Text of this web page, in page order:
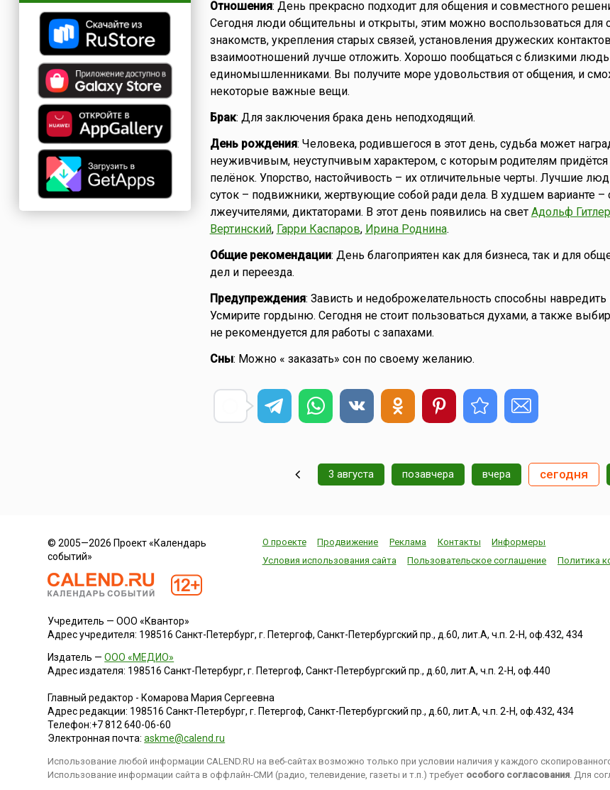
Отношения: День прекрасно подходит для общения и совместного
Сегодня люди общительны и открыты, этим можно воспользоваться для
знакомств, укрепления старых связей, установления дружеских
взаимоотношений лучше отложить. Хорошо пообщаться с близкими
единомышленниками. Вы получите море удовольствия от общения, и
некоторые важные вещи.
Брак: Для заключения брака день неподходящий.
День рождения: Человека, родившегося в этот день, судьба может
неуживчивым, неуступчивым характером, с которым родителям придётся
пелёнок. Упорство, настойчивость – их отличительные черты. Лучшие
суток – подвижники, жертвующие собой ради дела. В худшем варианте –
лжеучителями, диктаторами. В этот день появились на свет Адольф Гитлер
Вертинский, Гарри Каспаров, Ирина Роднина.
Общие рекомендации: День благоприятен как для бизнеса, так и для
дел и переезда.
Предупреждения: Зависть и недоброжелательность способны навредить
Усмирите гордыню. Сегодня не стоит пользоваться духами, а также
не рекомендуется для работы с запахами.
Сны: Можно « заказать» сон по своему желанию.
3 августа позавчера вчера cегодня
© 2005—2026 Проект «Календарь
событий»
О проекте Продвижение Реклама Контакты
Информеры
Условия использования сайта
Пользовательское соглашение Политика
Учредитель — ООО «Квантор»
Адрес учредителя: 198516 Санкт-Петербург, г. Петергоф, Санкт-Петербургский пр., д.60, лит.А, ч.п. 2-Н, оф.432, 434
Издатель —ООО «МЕДИО»
Адрес издателя: 198516 Санкт-Петербург, г. Петергоф, Санкт-Петербургский пр., д.60, лит.А, ч.п. 2-Н, оф.440
Главный редактор - Комарова Мария Сергеевна
Адрес редакции: 198516 Санкт-Петербург, г. Петергоф,Санкт-Петербургский пр., д.60, лит.А, ч.п. 2-Н, оф.432, 434
Телефон:+7 812 640-06-60
Электронная почта:askme@calend.ru
Использование любой информации CALEND.RU на веб-сайтах возможно только при условии наличия у каждого
Использование информации сайта в оффлайн-СМИ (радио, телевидение, газеты и т.п.) требует особого согласования. Для